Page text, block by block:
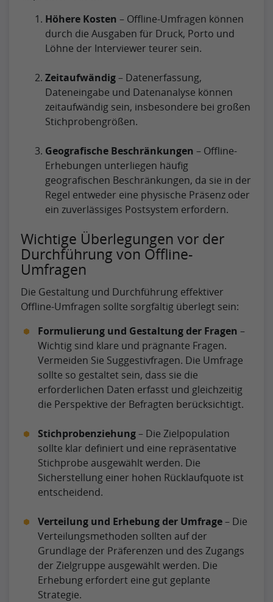
Höhere Kosten – Offline-Umfragen können
durch die Ausgaben für Druck, Porto und
Löhne der Interviewer teurer sein.
Zeitaufwändig– Datenerfassung,
Dateneingabe und Datenanalyse können
zeitaufwändig sein, insbesondere bei großen
Stichprobengrößen.
Geografische Beschränkungen – Offline-
Erhebungen unterliegen häufig
geografischen Beschränkungen, da sie in der
Regel entweder eine physische Präsenz oder
ein zuverlässiges Postsystem erfordern.
Wichtige Überlegungen vor der
Durchführung von Offline-
Umfragen
Die Gestaltung und Durchführung effektiver
Offline-Umfragen sollte sorgfältig überlegt sein:
Formulierung und Gestaltung der Fragen –
Wichtig sind klare und prägnante Fragen.
Vermeiden Sie Suggestivfragen. Die Umfrage
sollte so gestaltet sein, dass sie die
erforderlichen Daten erfasst und gleichzeitig
die Perspektive der Befragten berücksichtigt.
Stichprobenziehung– Die Zielpopulation
sollte klar definiert und eine repräsentative
Stichprobe ausgewählt werden. Die
Sicherstellung einer hohen Rücklaufquote ist
entscheidend.
Verteilung und Erhebung der Umfrage– Die
Verteilungsmethoden sollten auf der
Grundlage der Präferenzen und des Zugangs
der Zielgruppe ausgewählt werden. Die
Erhebung erfordert eine gut geplante
Strategie.